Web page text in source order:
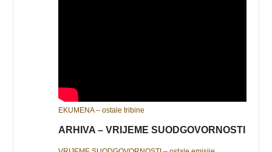
EKUMENA – ostale tribine
ARHIVA – VRIJEME SUODGOVORNOSTI